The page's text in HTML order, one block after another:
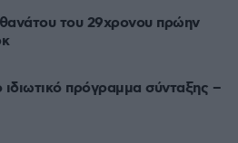
του 29χρονου πρώην
πρόγραμμα σύνταξης –